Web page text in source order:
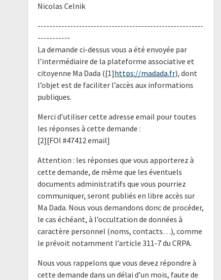
Nicolas Celnik
--------------------------------------------------------
-----------
La demande ci-dessus vous a été envoyée par
l’intermédiaire de la plateforme associative et
citoyenne Ma Dada ([1]https://madada.fr), dont
l’objet est de faciliter l’accès aux informations
publiques.
Merci d’utiliser cette adresse email pour toutes
les réponses à cette demande :
[2][FOI #47412 email]
Attention : les réponses que vous apporterez à
cette demande, de même que les éventuels
documents administratifs que vous pourriez
communiquer, seront publiés en libre accès sur
Ma Dada. Nous vous demandons donc de procéder,
le cas échéant, à l’occultation de données à
caractère personnel (noms, contacts…), comme
le prévoit notamment l’article 311-7 du CRPA.
Nous vous rappelons que vous devez répondre à
cette demande dans un délai d’un mois, faute de